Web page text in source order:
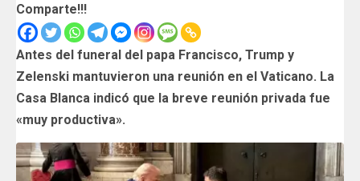
Comparte!!!
Antes del funeral del papa Francisco, Trump y
Zelenski mantuvieron una reunión en el Vaticano. La
Casa Blanca indicó que la breve reunión privada fue
«muy productiva».